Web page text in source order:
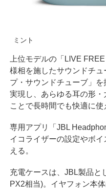
ミント
上位モデルの「LIVE
様相を施したサウンドチ
プ・サウンドチューブ」
実現し、あらゆる耳の形
ことで長時間でも快適に使
専用アプリ「JBL
イコライザーの設定やボ
える。
充電ケースは、JBL製品と
PX2相当)。イヤフォン本